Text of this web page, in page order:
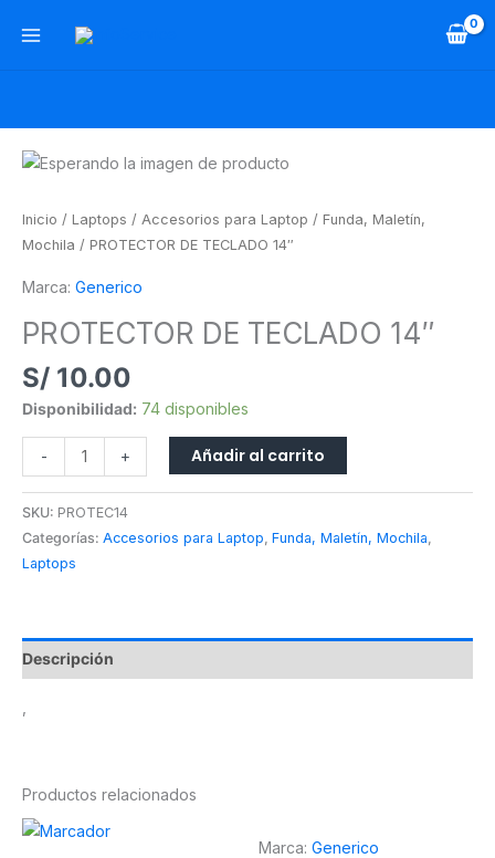
Inicio / Laptops / Accesorios para Laptop / Funda, Maletín,
Mochila / PROTECTOR DE TECLADO 14″
Marca: Generico
PROTECTOR DE TECLADO 14″
S/ 10.00
Disponibilidad: 74 disponibles
-
PROTECTOR
TECLADO
14"
+ Añadir al carrito
SKU: PROTEC14
Categorías: Accesorios para Laptop, Funda, Maletín, Mochila,
Laptops
Descripción
Productos relacionados
Marca: Generico